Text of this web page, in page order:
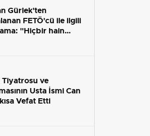
Gürlek'ten
FETÖ'cü ile ilgili
"Hiçbir hain
ve
Usta İsmi Can
Vefat Etti